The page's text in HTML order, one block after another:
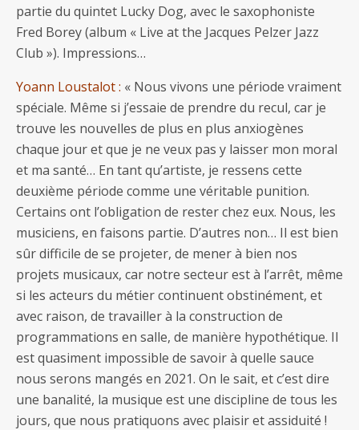
partie du quintet Lucky Dog, avec le saxophoniste
Fred Borey (album « Live at the Jacques Pelzer Jazz
Club »). Impressions…
Yoann Loustalot : « Nous vivons une période vraiment
spéciale. Même si j’essaie de prendre du recul, car je
trouve les nouvelles de plus en plus anxiogènes
chaque jour et que je ne veux pas y laisser mon moral
et ma santé… En tant qu’artiste, je ressens cette
deuxième période comme une véritable punition.
Certains ont l’obligation de rester chez eux. Nous, les
musiciens, en faisons partie. D’autres non… Il est bien
sûr difficile de se projeter, de mener à bien nos
projets musicaux, car notre secteur est à l’arrêt, même
si les acteurs du métier continuent obstinément, et
avec raison, de travailler à la construction de
programmations en salle, de manière hypothétique. Il
est quasiment impossible de savoir à quelle sauce
nous serons mangés en 2021. On le sait, et c’est dire
une banalité, la musique est une discipline de tous les
jours, que nous pratiquons avec plaisir et assiduité !